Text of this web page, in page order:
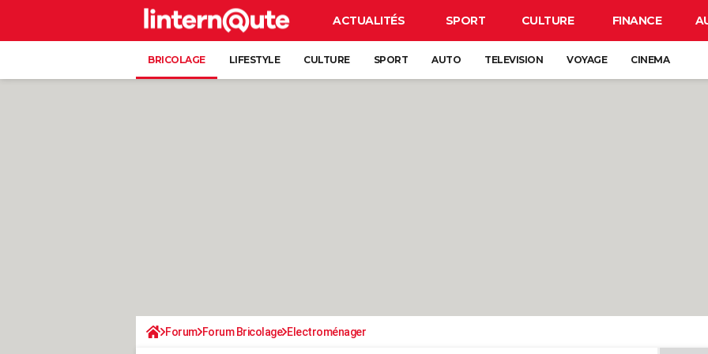
ACTUALITÉS SPORT CULTURE FINANCE
BRICOLAGE LIFESTYLE CULTURE SPORT AUTO TELEVISION VOYAGE CINEMA
Forum Forum Bricolage Electroménager